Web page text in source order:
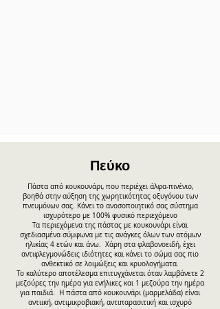
Πεύκο
Πάστα από κουκουνάρι, που περιέχει άλφα-πινένιο,
βοηθά στην αύξηση της χωρητικότητας οξυγόνου των
πνευμόνων σας. Κάνει το ανοσοποιητικό σας σύστημα
ισχυρότερο με 100% φυσικό περιεχόμενο
Τα περιεχόμενα της πάστας με κουκουνάρι είναι
σχεδιασμένα σύμφωνα με τις ανάγκες όλων των ατόμων
ηλικίας 4 ετών και άνω.
Χάρη στα φλαβονοειδή, έχει
αντιφλεγμονώδεις ιδιότητες και κάνει το σώμα σας πιο
ανθεκτικό σε λοιμώξεις και κρυολογήματα.
Το καλύτερο αποτέλεσμα επιτυγχάνεται όταν λαμβάνετε 2
μεζούρες την ημέρα για ενήλικες και 1 μεζούρα την ημέρα
για παιδιά.
Η πάστα από κουκουνάρι (μαρμελάδα) είναι
αντιική, αντιμικροβιακή, αντιπαρασιτική και ισχυρό